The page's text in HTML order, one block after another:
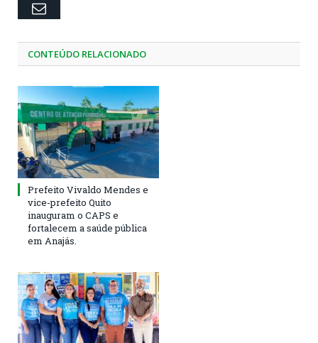
Email
CONTEÚDO RELACIONADO
Prefeito Vivaldo Mendes e
vice-prefeito Quito
inauguram o CAPS e
fortalecem a saúde pública
em Anajás.